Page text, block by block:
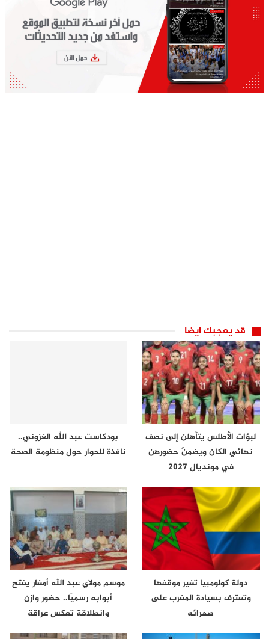
قد يعجبك ايضا
لبؤات الأطلس يتأهلن إلى نصف
نهائي الكان ويضمنّ حضورهن
في مونديال 2027
بودكاست عبد الله الغزوني..
نافذة للحوار حول منظومة الصحة
دولة كولومبيا تغير موقفها
وتعترف بسيادة المغرب على
صحرائه
موسم مولاي عبد الله أمغار يفتح
أبوابه رسميًا.. حضور وازن
وانطلاقة تعكس عراقة